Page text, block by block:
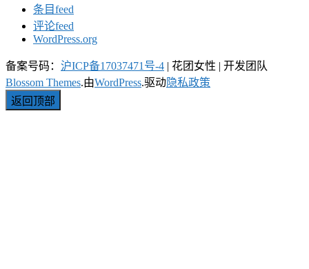
条目feed
评论feed
WordPress.org
备案号码： 沪ICP备17037471号-4 | 花团女性 | 开发团队
Blossom Themes.由WordPress.驱动隐私政策
返回顶部